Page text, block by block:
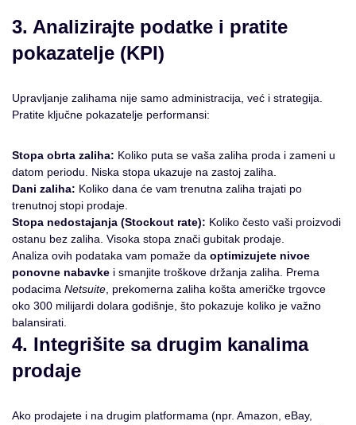
3. Analizirajte podatke i pratite
pokazatelje (KPI)
Upravljanje zalihama nije samo administracija, već i strategija.
Pratite ključne pokazatelje performansi:
Stopa obrta zaliha: Koliko puta se vaša zaliha proda i zameni u
datom periodu. Niska stopa ukazuje na zastoj zaliha.
Dani zaliha: Koliko dana će vam trenutna zaliha trajati po
trenutnoj stopi prodaje.
Stopa nedostajanja (Stockout rate): Koliko često vaši proizvodi
ostanu bez zaliha. Visoka stopa znači gubitak prodaje.
Analiza ovih podataka vam pomaže da optimizujete nivoe
ponovne nabavke i smanjite troškove držanja zaliha. Prema
podacima Netsuite , prekomerna zaliha košta američke trgovce
oko 300 milijardi dolara godišnje, što pokazuje koliko je važno
balansirati.
4. Integrišite sa drugim kanalima
prodaje
Ako prodajete i na drugim platformama (npr. Amazon, eBay,